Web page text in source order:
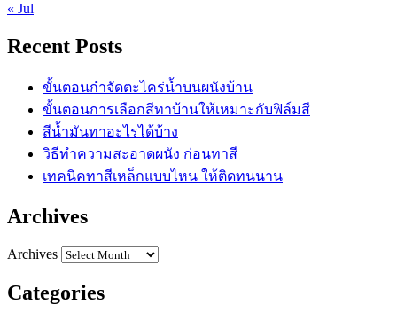
« Jul
Recent Posts
ขั้นตอนกำจัดตะไคร่น้ำบนผนังบ้าน
ขั้นตอนการเลือกสีทาบ้านให้เหมาะกับฟิล์มสี
สีน้ำมันทาอะไรได้บ้าง
วิธีทำความสะอาดผนัง ก่อนทาสี
เทคนิคทาสีเหล็กแบบไหน ให้ติดทนนาน
Archives
Archives
Categories